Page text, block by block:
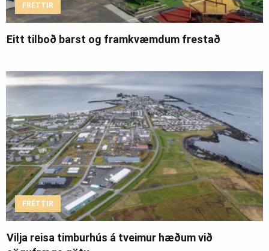
FRÉTTIR
Eitt tilboð barst og framkvæmdum frestað
FRÉTTIR
Vilja reisa timburhús á tveimur hæðum við